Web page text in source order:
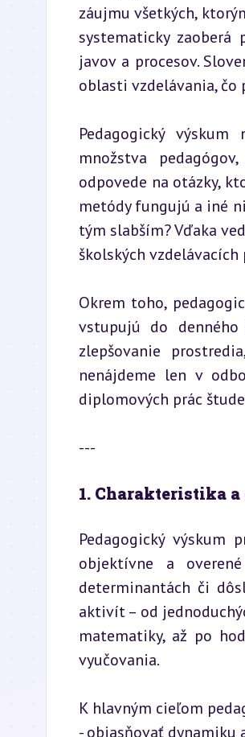
záujmu všetkých,
systematicky zaoberá
javov a procesov.
oblasti vzdelávania, čo
Pedagogický
množstva
odpovede na otázky,
metódy fungujú a iné
tým slabším? Vďaka
školských
Okrem toho,
vstupujú do
zlepšovanie
nenájdeme len v
diplomových prác
---
1. Charakteristika
Pedagogický výskum
objektívne a
determinantách či
aktivít – od
matematiky, až po
vyučovania.
K hlavným cieľom
- objasňovať dynamiku